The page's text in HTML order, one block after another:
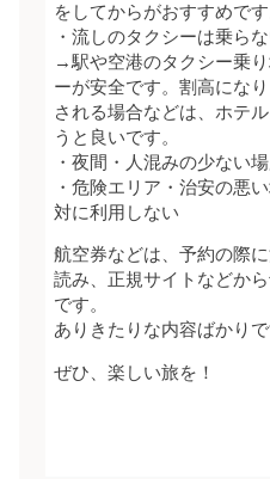
をしてからがおすすめです
・流しのタクシーは乗ら
→駅や空港のタクシー乗
ーが安全です。割高にな
される場合などは、ホテ
うと良いです。
・夜間・人混みの少ない
・危険エリア・治安の悪
対に利用しない
航空券などは、予約の際
読み、正規サイトなどか
です。
ありきたりな内容ばかり
ぜひ、楽しい旅を！